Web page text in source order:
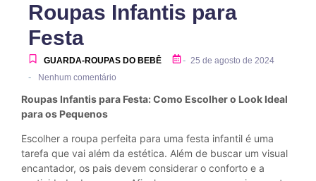
Roupas Infantis para
Festa
GUARDA-ROUPAS DO BEBÊ - 25 de agosto de 2024
- Nenhum comentário
Roupas Infantis para Festa: Como Escolher o Look Ideal
para os Pequenos
Escolher a roupa perfeita para uma festa infantil é uma
tarefa que vai além da estética. Além de buscar um visual
encantador, os pais devem considerar o conforto e a